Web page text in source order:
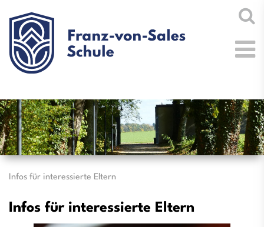
Infos für interessierte Eltern
Infos für interessierte Eltern